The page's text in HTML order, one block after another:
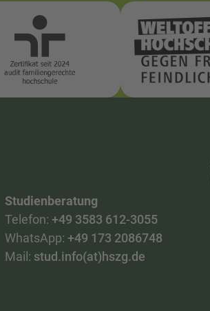
Studienberatung
Telefon: +49 3583 612-3055
WhatsApp: +49 173 2086748
Mail: stud.info(at)hszg.de